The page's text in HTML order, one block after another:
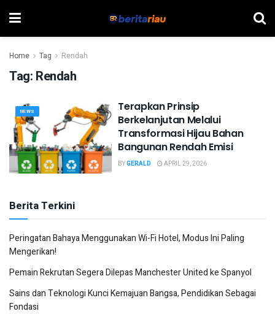
Home Tag Rendah
Tag: Rendah
NEWS
Terapkan Prinsip
Berkelanjutan Melalui
Transformasi Hijau Bahan
Bangunan Rendah Emisi
BYGERALD APRIL 29, 2026
Berita Terkini
Peringatan Bahaya Menggunakan Wi-Fi Hotel, Modus Ini Paling
Mengerikan!
Pemain Rekrutan Segera Dilepas Manchester United ke Spanyol
Sains dan Teknologi Kunci Kemajuan Bangsa, Pendidikan Sebagai
Fondasi